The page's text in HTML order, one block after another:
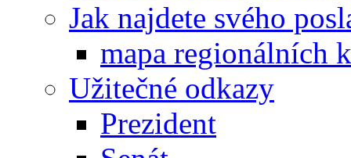
Jak najdete svého
mapa regionálních
Užitečné odkazy
Prezident